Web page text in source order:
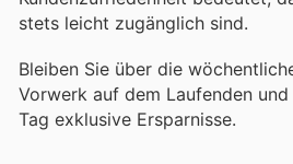
stets leicht zugänglich sind.
Bleiben Sie über die
Vorwerk auf dem Laufenden
Tag exklusive Ersparnisse.